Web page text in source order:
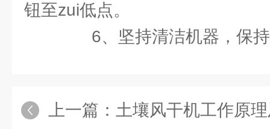
钮至zui低点。
6、坚持清洁机器，保持
上一篇： 土壤风干机工作原